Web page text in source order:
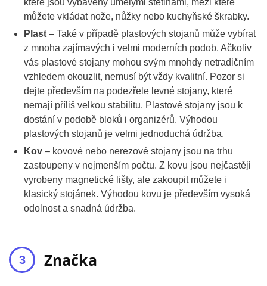
které jsou vybaveny umělými štětinami, mezi které
můžete vkládat nože, nůžky nebo kuchyňské škrabky.
Plast – Také v případě plastových stojanů může vybírat
z mnoha zajímavých i velmi moderních podob. Ačkoliv
vás plastové stojany mohou svým mnohdy netradičním
vzhledem okouzlit, nemusí být vždy kvalitní. Pozor si
dejte především na podezřele levné stojany, které
nemají příliš velkou stabilitu. Plastové stojany jsou k
dostání v podobě bloků i organizérů. Výhodou
plastových stojanů je velmi jednoduchá údržba.
Kov – kovové nebo nerezové stojany jsou na trhu
zastoupeny v nejmenším počtu. Z kovu jsou nejčastěji
vyrobeny magnetické lišty, ale zakoupit můžete i
klasický stojánek. Výhodou kovu je především vysoká
odolnost a snadná údržba.
Značka